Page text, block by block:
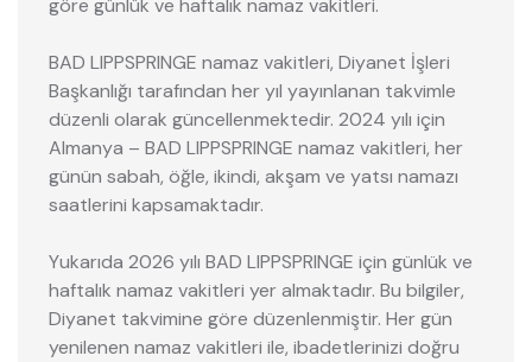
göre günlük ve haftalık namaz vakitleri.
BAD LIPPSPRINGE namaz vakitleri, Diyanet İşleri
Başkanlığı tarafından her yıl yayınlanan takvimle
düzenli olarak güncellenmektedir. 2024 yılı için
Almanya – BAD LIPPSPRINGE namaz vakitleri, her
günün sabah, öğle, ikindi, akşam ve yatsı namazı
saatlerini kapsamaktadır.
Yukarıda 2026 yılı BAD LIPPSPRINGE için günlük ve
haftalık namaz vakitleri yer almaktadır. Bu bilgiler,
Diyanet takvimine göre düzenlenmiştir. Her gün
yenilenen namaz vakitleri ile, ibadetlerinizi doğru